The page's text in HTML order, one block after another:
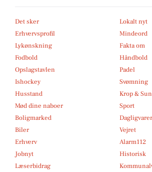
Det sker
Lokalt nyt
Erhvervsprofil
Mindeord
Lykønskning
Fakta om
Fodbold
Håndbold
Opslagstavlen
Padel
Ishockey
Svømning
Husstand
Krop &
Mød dine naboer
Sport
Boligmarked
Dagligvarer
Biler
Vejret
Erhverv
Alarm112
Jobnyt
Historisk
Læserbidrag